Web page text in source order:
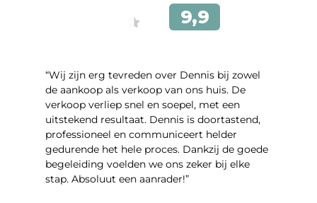
“Wij zijn erg tevreden over Dennis bij zowel
de aankoop als verkoop van ons huis. De
verkoop verliep snel en soepel, met een
uitstekend resultaat. Dennis is doortastend,
professioneel en communiceert helder
gedurende het hele proces. Dankzij de goede
begeleiding voelden we ons zeker bij elke
stap. Absoluut een aanrader!”